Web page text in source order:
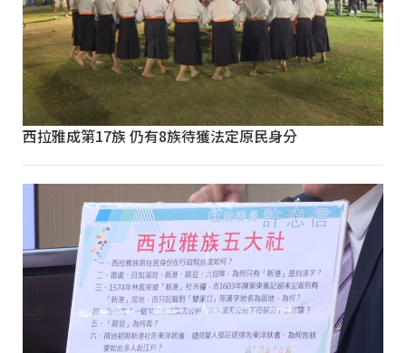
西拉雅成第17族 仍有8族待獲法定原民身分